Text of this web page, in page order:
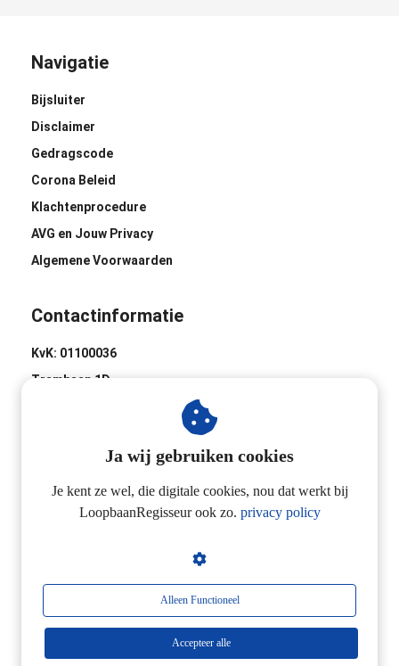
Navigatie
Bijsluiter
Disclaimer
Gedragscode
Corona Beleid
Klachtenprocedure
AVG en Jouw Privacy
Algemene Voorwaarden
Contactinformatie
KvK: 01100036
Trambaan 1D
Industrieweg 2D
3433 NL Nieuwegein
06-24257923
Ja wij gebruiken cookies
Je kent ze wel, die digitale cookies, nou dat werkt bij
LoopbaanRegisseur ook zo. privacy policy
Alleen Functioneel
Accepteer alle